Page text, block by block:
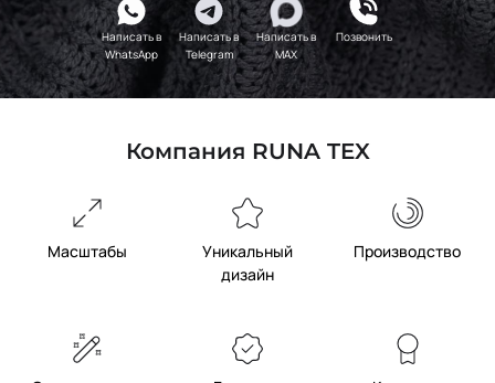
Написать в
WhatsApp
Написать в
Telegram
Написать в
MAX
Позвонить
Компания RUNA TEX
Масштабы
Уникальный
дизайн
Производство